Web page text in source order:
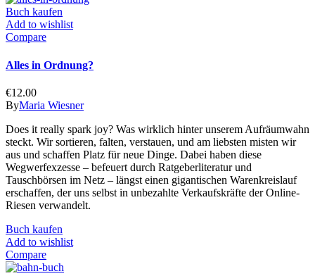
Buch kaufen
Add to wishlist
Compare
Alles in Ordnung?
€12.00
ByMaria Wiesner
Does it really spark joy? Was wirklich hinter unserem Aufräumwahn
steckt. Wir sortieren, falten, verstauen, und am liebsten misten wir
aus und schaffen Platz für neue Dinge. Dabei haben diese
Wegwerfexzesse – befeuert durch Ratgeberliteratur und
Tauschbörsen im Netz – längst einen gigantischen Warenkreislauf
erschaffen, der uns selbst in unbezahlte Verkaufskräfte der Online-
Riesen verwandelt.
Buch kaufen
Add to wishlist
Compare